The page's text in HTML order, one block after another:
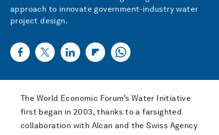
approach to innovate government-industry water
project design.
The World Economic Forum’s Water Initiative
first began in 2003, thanks to a farsighted
collaboration with Alcan and the Swiss Agency